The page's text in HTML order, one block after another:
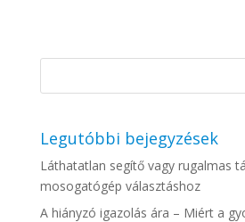
Legutóbbi bejegyzések
Láthatatlan segítő vagy rugalmas
mosogatógép választáshoz
A hiányzó igazolás ára – Miért a